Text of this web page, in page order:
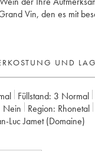
Vin, den es mit
UND
Füllstand: 3 Normal
nein Region:
Rhonetal
Luc Jamet (Domaine)